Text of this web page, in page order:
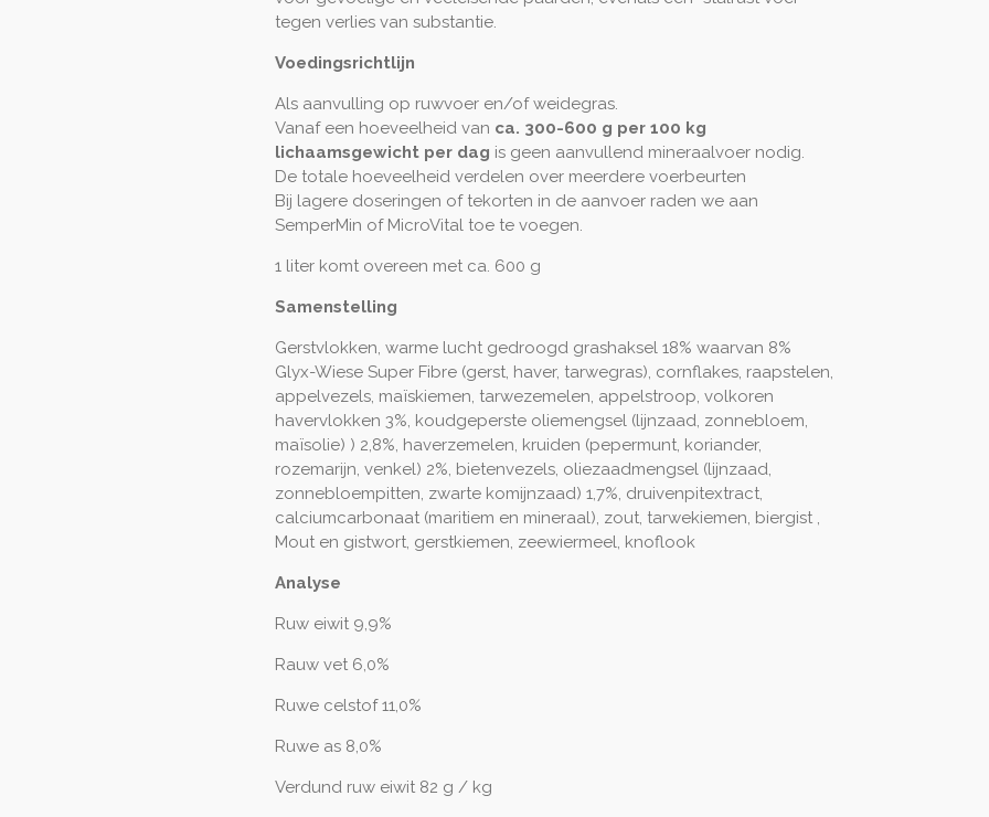
tegen verlies van substantie.
Voedingsrichtlijn
Als aanvulling op ruwvoer en/of weidegras.
Vanaf een hoeveelheid van ca. 300-600 g per 100 kg
lichaamsgewicht per dag is geen aanvullend mineraalvoer nodig.
De totale hoeveelheid verdelen over meerdere voerbeurten
Bij lagere doseringen of tekorten in de aanvoer raden we aan
SemperMin of MicroVital toe te voegen.
1 liter komt overeen met ca. 600 g
Samenstelling
Gerstvlokken, warme lucht gedroogd grashaksel 18% waarvan 8%
Glyx-Wiese Super Fibre (gerst, haver, tarwegras), cornflakes, raapstelen,
appelvezels, maïskiemen, tarwezemelen, appelstroop, volkoren
havervlokken 3%, koudgeperste oliemengsel (lijnzaad, zonnebloem,
maïsolie) ) 2,8%, haverzemelen, kruiden (pepermunt, koriander,
rozemarijn, venkel) 2%, bietenvezels, oliezaadmengsel (lijnzaad,
zonnebloempitten, zwarte komijnzaad) 1,7%, druivenpitextract,
calciumcarbonaat (maritiem en mineraal), zout, tarwekiemen, biergist ,
Mout en gistwort, gerstkiemen, zeewiermeel, knoflook
Analyse
Ruw eiwit 9,9%
Rauw vet 6,0%
Ruwe celstof 11,0%
Ruwe as 8,0%
Verdund ruw eiwit 82 g / kg